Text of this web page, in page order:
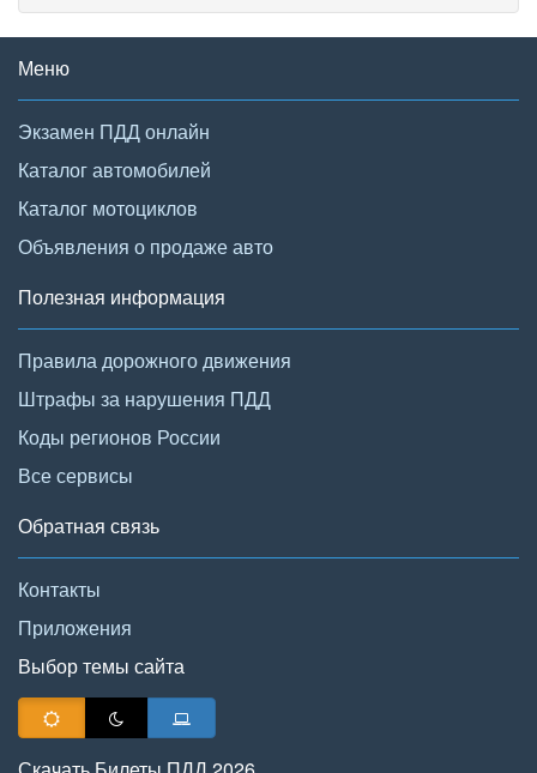
Меню
Экзамен ПДД онлайн
Каталог автомобилей
Каталог мотоциклов
Объявления о продаже авто
Полезная информация
Правила дорожного движения
Штрафы за нарушения ПДД
Коды регионов России
Все сервисы
Обратная связь
Контакты
Приложения
Выбор темы сайта